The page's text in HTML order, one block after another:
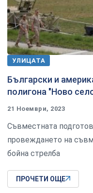
УЛИЦАТА
Български и
полигона "Ново
21 Ноември, 2023
Съвместната
провеждането на
бойна стрелба
ПРОЧЕТИ ОЩЕ